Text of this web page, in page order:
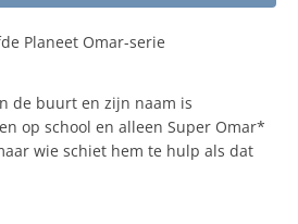
Planeet Omar-serie
de buurt en zijn naam is
op school en alleen Super Omar*
wie schiet hem te hulp als dat